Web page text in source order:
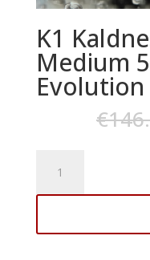
K1
Medium
Evolution
€
Kaldness
Micro
50